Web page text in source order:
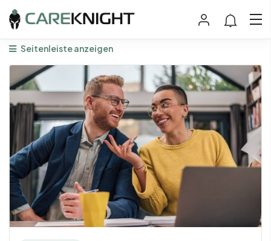
Seitenleiste anzeigen